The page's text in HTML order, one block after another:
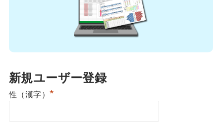
新規ユーザー登録
性（漢字） *